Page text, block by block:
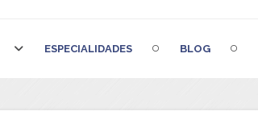
ESPECIALIDADES BLOG